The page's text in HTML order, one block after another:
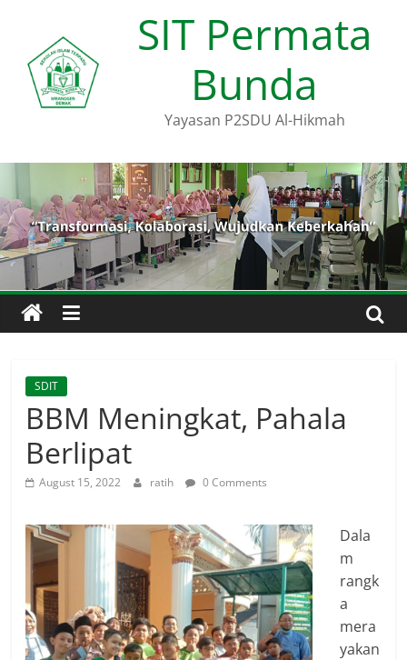
content
SIT Permata
Bunda
Yayasan P2SDU Al-Hikmah
SDIT
BBM Meningkat, Pahala
Berlipat
August 15, 2022 ratih 0 Comments
Dala
m
rangk
a
mera
yakan